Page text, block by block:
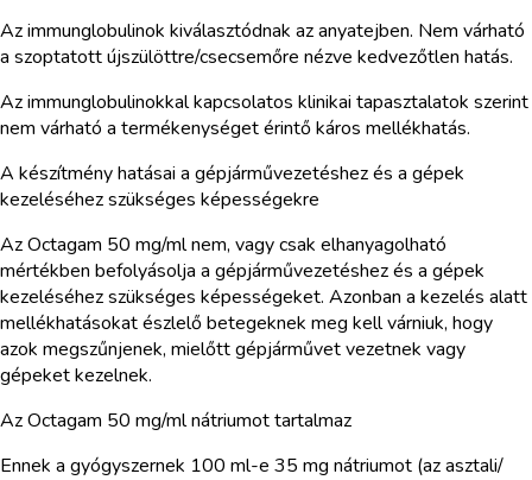
Az immunglobulinok kiválasztódnak az anyatejben. Nem várható
a szoptatott újszülöttre/csecsemőre nézve kedvezőtlen hatás.
Az immunglobulinokkal kapcsolatos klinikai tapasztalatok szerint
nem várható a termékenységet érintő káros mellékhatás.
A készítmény hatásai a gépjárművezetéshez és a gépek
kezeléséhez szükséges képességekre
Az Octagam 50 mg/ml nem, vagy csak elhanyagolható
mértékben befolyásolja a gépjárművezetéshez és a gépek
kezeléséhez szükséges képességeket. Azonban a kezelés alatt
mellékhatásokat észlelő betegeknek meg kell várniuk, hogy
azok megszűnjenek, mielőtt gépjárművet vezetnek vagy
gépeket kezelnek.
Az Octagam 50 mg/ml nátriumot tartalmaz
Ennek a gyógyszernek 100 ml-e 35 mg nátriumot (az asztali/